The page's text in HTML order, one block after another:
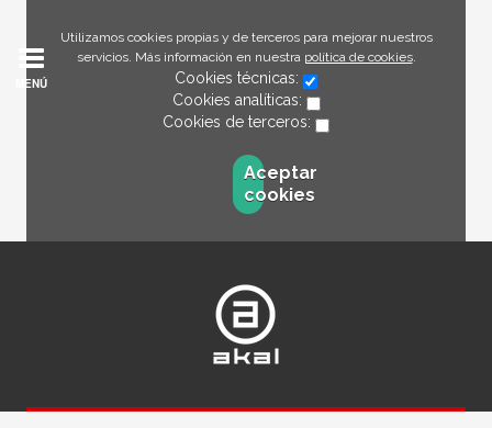
Utilizamos cookies propias y de terceros para mejorar nuestros
servicios. Más información en nuestra política de cookies.
Cookies técnicas:
Cookies analíticas:
Cookies de terceros:
Aceptar
cookies
MENÚ